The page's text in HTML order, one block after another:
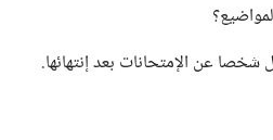
شخصا عن الإمتحانات بعد إنتهائها.